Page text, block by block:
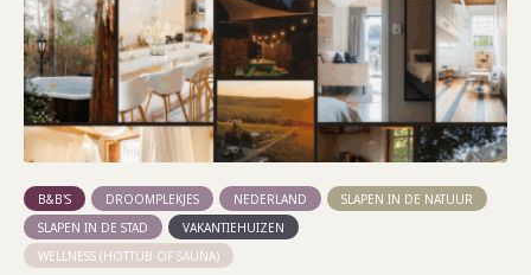
B&B'S DROOMPLEKJES NEDERLAND
SLAPEN IN DE NATUUR
SLAPEN IN DE STAD
VAKANTIEHUIZEN
WELLNESS (HOTTUB OF SAUNA)